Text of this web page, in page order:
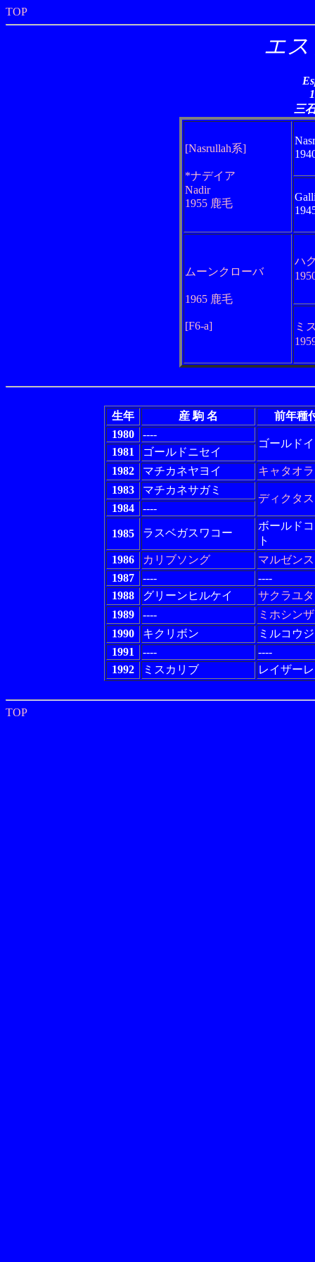
TOP
エ
三
[Nasrullah系]
*ナデイア
Nadir
1955 鹿毛
ムーンクローバ
1965 鹿毛
[F6-a]
ハ
ミ
生年 産 駒 名
前年種
1980
----
ゴールド
1981
ゴールドニセイ
1982
マチカネヤヨイ
キャタオラ
1983
マチカネサガミ
ディクタス
1984
----
1985 ラスベガスワコー
ボールド
ト
1986
カリブソング
マルゼン
1987
----
----
1988
グリーンヒルケイ
サクラユ
1989
----
ミホシン
1990
キクリボン
ミルコウジ
1991
----
----
1992
ミスカリブ レイザー
TOP